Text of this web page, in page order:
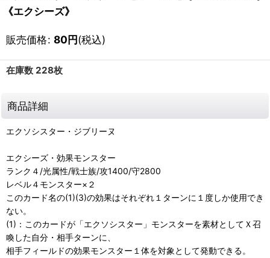
《エクシーズ》
販売価格: 80円(税込)
在庫数 228枚
商品詳細
エクソシスター・ジブリーヌ
エクシーズ・効果モンスター
ランク４/光属性/戦士族/攻1400/守2800
レベル４モンスター×２
このカード名の(1)(3)の効果はそれぞれ１ターンに１度しか使用でき
ない。
(1)：このカードが「エクソシスター」モンスターを素材としてＸ召
喚した自分・相手ターンに、
相手フィールドの効果モンスター１体を対象として発動できる。